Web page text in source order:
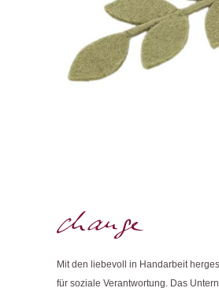
Mit den liebevoll in Handarbeit
für soziale Verantwortung. Das